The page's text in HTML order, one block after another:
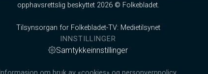
opphavsrettslig beskyttet 2026 © Folkebladet.
Tilsynsorgan for Folkebladet-TV: Medietilsynet
INNSTILLINGER
Samtykkeinnstillinger